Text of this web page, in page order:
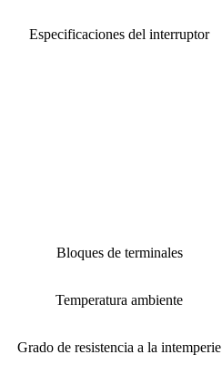
Especificaciones del interruptor
Bloques de terminales
Temperatura ambiente
Grado de resistencia a la intemperie